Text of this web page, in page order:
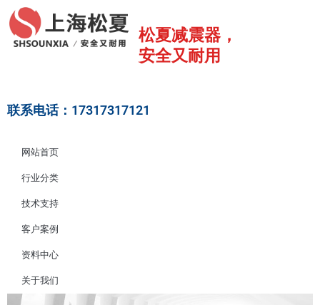
至
松夏减震器，
安全又耐用
联系电话：17317317121
网站首页
行业分类
技术支持
客户案例
资料中心
关于我们